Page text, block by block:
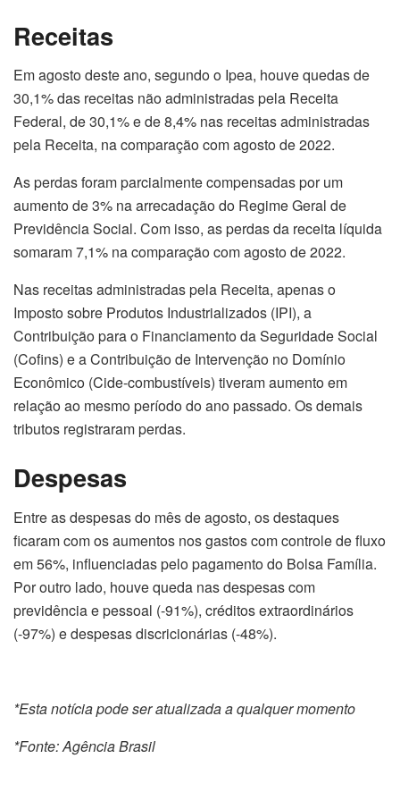
Receitas
Em agosto deste ano, segundo o Ipea, houve quedas de
30,1% das receitas não administradas pela Receita
Federal, de 30,1% e de 8,4% nas receitas administradas
pela Receita, na comparação com agosto de 2022.
As perdas foram parcialmente compensadas por um
aumento de 3% na arrecadação do Regime Geral de
Previdência Social. Com isso, as perdas da receita líquida
somaram 7,1% na comparação com agosto de 2022.
Nas receitas administradas pela Receita, apenas o
Imposto sobre Produtos Industrializados (IPI), a
Contribuição para o Financiamento da Seguridade Social
(Cofins) e a Contribuição de Intervenção no Domínio
Econômico (Cide-combustíveis) tiveram aumento em
relação ao mesmo período do ano passado. Os demais
tributos registraram perdas.
Despesas
Entre as despesas do mês de agosto, os destaques
ficaram com os aumentos nos gastos com controle de fluxo
em 56%, influenciadas pelo pagamento do Bolsa Família.
Por outro lado, houve queda nas despesas com
previdência e pessoal (-91%), créditos extraordinários
(-97%) e despesas discricionárias (-48%).
*Esta notícia pode ser atualizada a qualquer momento
*Fonte: Agência Brasil